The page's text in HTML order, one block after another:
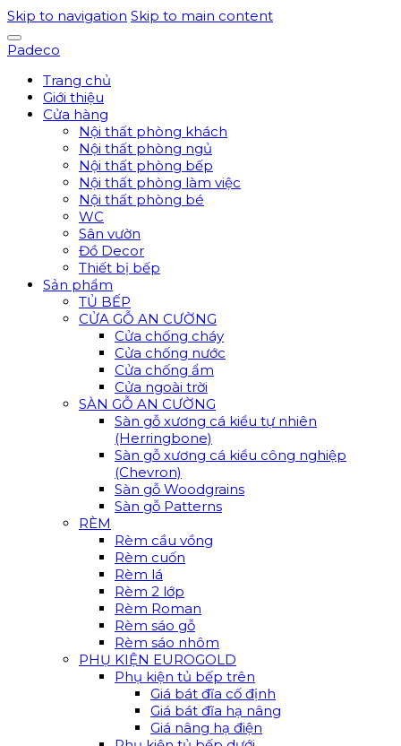
Skip to navigation Skip to main content
Padeco
Trang chủ
Giới thiệu
Cửa hàng
Nội thất phòng khách
Nội thất phòng ngủ
Nội thất phòng bếp
Nội thất phòng làm việc
Nội thất phòng bé
WC
Sân vườn
Đồ Decor
Thiết bị bếp
Sản phẩm
TỦ BẾP
CỬA GỖ AN CƯỜNG
Cửa chống cháy
Cửa chống nước
Cửa chống ẩm
Cửa ngoài trời
SÀN GỖ AN CƯỜNG
Sàn gỗ xương cá kiểu tự nhiên
(Herringbone)
Sàn gỗ xương cá kiểu công nghiệp
(Chevron)
Sàn gỗ Woodgrains
Sàn gỗ Patterns
RÈM
Rèm cầu vồng
Rèm cuốn
Rèm lá
Rèm 2 lớp
Rèm Roman
Rèm sáo gỗ
Rèm sáo nhôm
PHỤ KIỆN EUROGOLD
Phụ kiện tủ bếp trên
Giá bát đĩa cố định
Giá bát đĩa hạ nâng
Giá nâng hạ điện